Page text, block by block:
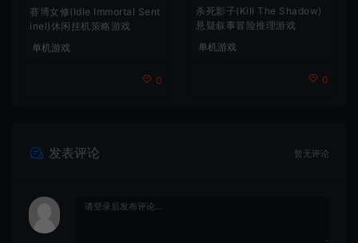
赛博女修(Idle Immortal Sent
inel)休闲挂机策略游戏
单机游戏
0
杀死影子(Kill The Shadow)
悬疑叙事冒险推理游戏
单机游戏
0
发表评论 暂无评论